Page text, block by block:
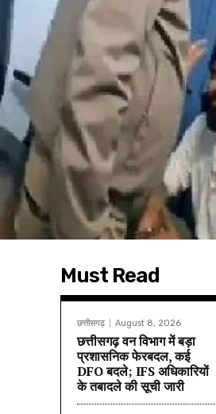
Must Read
छत्तीसगढ़ August 8, 2026
छत्तीसगढ़ वन विभाग में बड़ा
प्रशासनिक फेरबदल, कई
DFO बदले; IFS अधिकारियों
के तबादले की सूची जारी